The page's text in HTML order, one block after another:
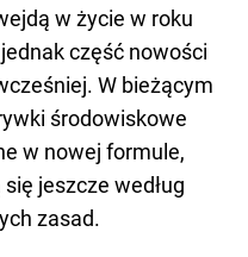
w życie w roku
część nowości
W bieżącym
środowiskowe
w nowej formule,
jeszcze według
zasad.